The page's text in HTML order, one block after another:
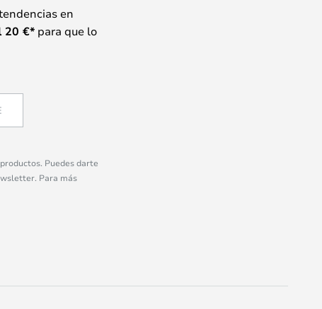
en
20 €*para que lo
Puedes darte
Para más